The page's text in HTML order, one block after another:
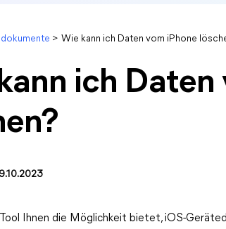
> Wie kann ich Daten vom iPhone
ich Daten
Ihnen die Möglichkeit bietet, iOS-